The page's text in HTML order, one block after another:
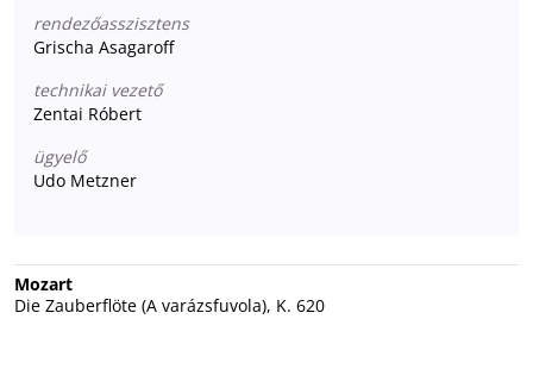
rendezőasszisztens
Grischa Asagaroff
technikai vezető
Zentai Róbert
ügyelő
Udo Metzner
Mozart
Die Zauberflöte (A varázsfuvola), K. 620